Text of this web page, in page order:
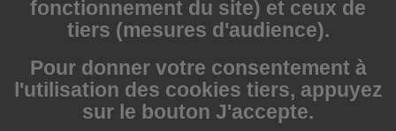
fonctionnement du site) et ceux de
tiers (mesures d'audience).
Pour donner votre consentement à
l'utilisation des cookies tiers, appuyez
sur le bouton J'accepte.